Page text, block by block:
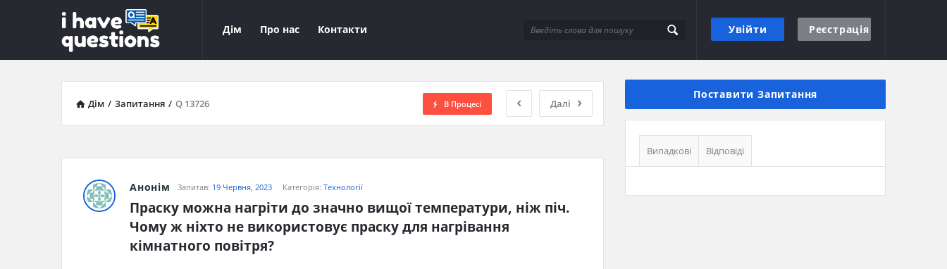
Увійти Реєстрація
iHaveQuestions
Навігація
Дім Про нас Контакти
Дім / Запитання / Q 13726 Далі
В Процесі
Анонім Запитав: 19 Червня, 2023 Категорія: Технології
Праску можна нагріти до значно вищої температури, ніж піч.
Чому ж ніхто не використовує праску для нагрівання
кімнатного повітря?
Поставити Запитання
Випадкові Відповіді